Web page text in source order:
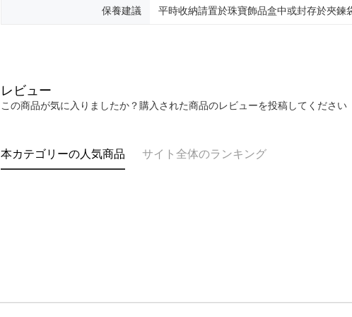
保養建議 平時收納請置於珠寶飾品盒中或封存於夾鍊
レビュー
この商品が気に入りましたか？購入された商品のレビューを投稿してください
本カテゴリーの人気商品 サイト全体のランキング